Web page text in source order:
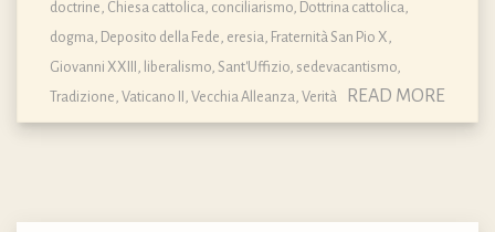
doctrine Chiesa cattolica conciliarismo Dottrina cattolica,
dogma, Deposito della Fede eresia Fraternità San Pio X
Giovanni XXIII
liberalismo Sant'Uffizio sedevacantismo
Tradizione Vaticano II Vecchia Alleanza Verità READ MORE